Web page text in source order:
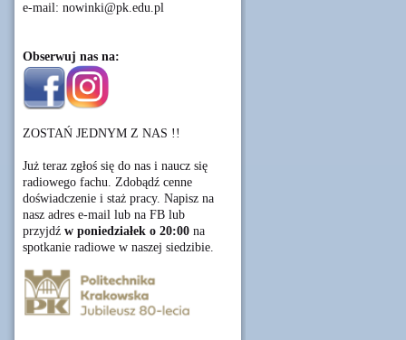
e-mail: nowinki@pk.edu.pl
Obserwuj nas na:
ZOSTAŃ JEDNYM Z NAS !!
Już teraz zgłoś się do nas i naucz się
radiowego fachu. Zdobądź cenne
doświadczenie i staż pracy. Napisz na
nasz adres e-mail lub na FB lub
przyjdź w poniedziałek o 20:00 na
spotkanie radiowe w naszej siedzibie.